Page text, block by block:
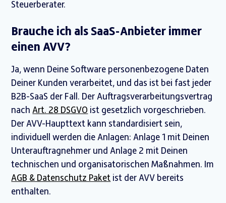
Steuerberater.
Brauche ich als SaaS-Anbieter immer
einen AVV?
Ja, wenn Deine Software personenbezogene Daten
Deiner Kunden verarbeitet, und das ist bei fast jeder
B2B-SaaS der Fall. Der Auftragsverarbeitungsvertrag
nachArt. 28 DSGVO ist gesetzlich vorgeschrieben.
Der AVV-Haupttext kann standardisiert sein,
individuell werden die Anlagen: Anlage 1 mit Deinen
Unterauftragnehmer und Anlage 2 mit Deinen
technischen und organisatorischen Maßnahmen. Im
AGB & Datenschutz Paket ist der AVV bereits
enthalten.